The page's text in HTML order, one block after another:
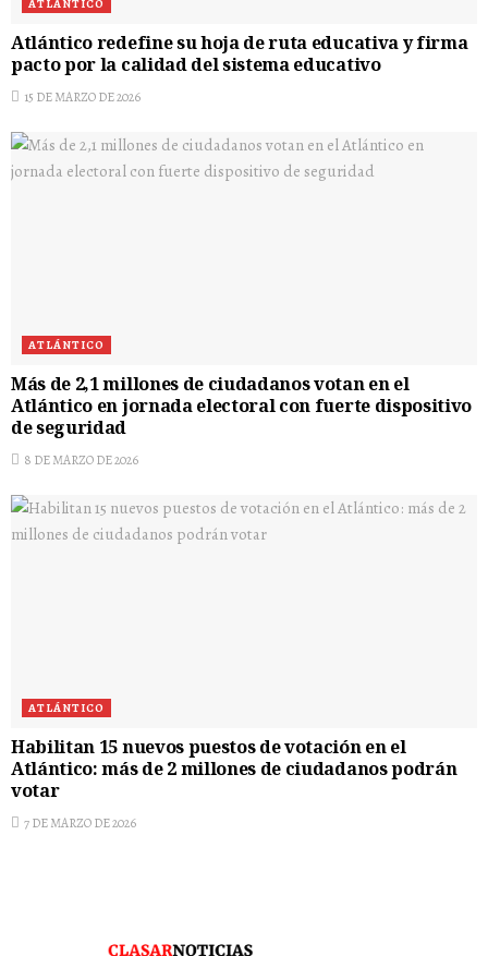
ATLÁNTICO
Atlántico redefine su hoja de ruta educativa y firma
pacto por la calidad del sistema educativo
15 DE MARZO DE 2026
ATLÁNTICO
Más de 2,1 millones de ciudadanos votan en el
Atlántico en jornada electoral con fuerte dispositivo
de seguridad
8 DE MARZO DE 2026
ATLÁNTICO
Habilitan 15 nuevos puestos de votación en el
Atlántico: más de 2 millones de ciudadanos podrán
votar
7 DE MARZO DE 2026